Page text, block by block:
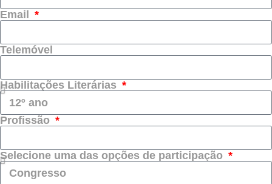
Email
Telemóvel
Habilitações Literárias
Profissão
Selecione uma das opções de participação